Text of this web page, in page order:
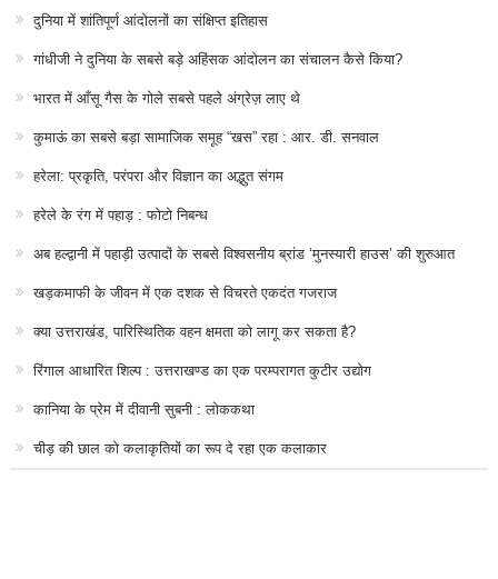
दुनिया में शांतिपूर्ण आंदोलनों का संक्षिप्त इतिहास
गांधीजी ने दुनिया के सबसे बड़े अहिंसक आंदोलन का संचालन कैसे किया?
भारत में आँसू गैस के गोले सबसे पहले अंग्रेज़ लाए थे
कुमाऊं का सबसे बड़ा सामाजिक समूह “खस” रहा : आर. डी. सनवाल
हरेला: प्रकृति, परंपरा और विज्ञान का अद्भुत संगम
हरेले के रंग में पहाड़ : फोटो निबन्ध
अब हल्द्वानी में पहाड़ी उत्पादों के सबसे विश्वसनीय ब्रांड ‘मुनस्यारी हाउस’ की शुरुआत
खड़कमाफी के जीवन में एक दशक से विचरते एकदंत गजराज
क्या उत्तराखंड, पारिस्थितिक वहन क्षमता को लागू कर सकता है?
रिंगाल आधारित शिल्प : उत्तराखण्ड का एक परम्परागत कुटीर उद्योग
कानिया के प्रेम में दीवानी सुबनी : लोककथा
चीड़ की छाल को कलाकृतियों का रूप दे रहा एक कलाकार